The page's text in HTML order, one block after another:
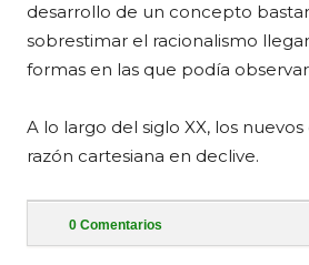
desarrollo de un concepto
sobrestimar el racionalismo
formas en las que podía
A lo largo del siglo XX, los
razón cartesiana en declive.
0 Comentarios